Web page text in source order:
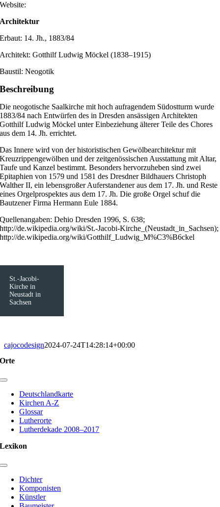
Website:
Architektur
Erbaut: 14. Jh., 1883/84
Architekt: Gotthilf Ludwig Möckel (1838–1915)
Baustil: Neogotik
Beschreibung
Die neogotische Saalkirche mit hoch aufragendem Südostturm wurde
1883/84 nach Entwürfen des in Dresden ansässigen Architekten
Gotthilf Ludwig Möckel unter Einbeziehung älterer Teile des Chores
aus dem 14. Jh. errichtet.
Das Innere wird von der historistischen Gewölbearchitektur mit
Kreuzrippengewölben und der zeitgenössischen Ausstattung mit Altar,
Taufe und Kanzel bestimmt. Besonders hervorzuheben sind zwei
Epitaphien von 1579 und 1581 des Dresdner Bildhauers Christoph
Walther II, ein lebensgroßer Auferstandener aus dem 17. Jh. und Reste
eines Orgelprospektes aus dem 17. Jh. Die große Orgel schuf die
Bautzener Firma Hermann Eule 1884.
Quellenangaben: Dehio Dresden 1996, S. 638;
http://de.wikipedia.org/wiki/St.-Jacobi-Kirche_(Neustadt_in_Sachsen);
http://de.wikipedia.org/wiki/Gotthilf_Ludwig_M%C3%B6ckel
St.-Jacobi-
Kirche in
Neustadt in
Sachsen
cajocodesign2024-07-24T14:28:14+00:00
Orte
Toggle
NavigationDeutschlandkarte
Kirchen A-Z
Glossar
Lutherorte
Lutherdekade 2008–2017
Lexikon
Toggle
Navigation
Dichter
Komponisten
Künstler